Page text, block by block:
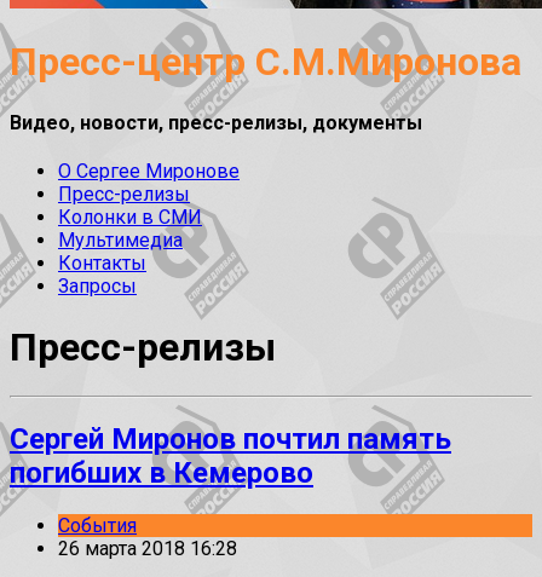
Пресс-центр С.М.Миронова
Видео, новости, пресс-релизы, документы
О Сергее Миронове
Пресс-релизы
Колонки в СМИ
Мультимедиа
Контакты
Запросы
Пресс-релизы
Сергей Миронов почтил память
погибших в Кемерово
События
26 марта 2018 16:28